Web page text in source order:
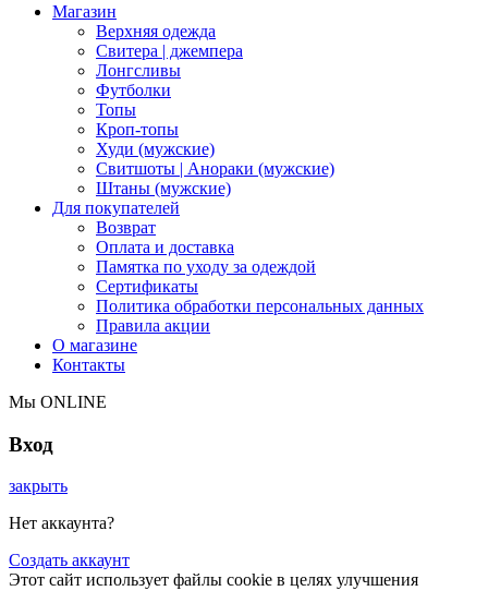
Магазин
Верхняя одежда
Свитера | джемпера
Лонгсливы
Футболки
Топы
Кроп-топы
Худи (мужские)
Свитшоты | Анораки (мужские)
Штаны (мужские)
Для покупателей
Возврат
Оплата и доставка
Памятка по уходу за одеждой
Сертификаты
Политика обработки персональных данных
Правила акции
О магазине
Контакты
Мы ONLINE
Вход
закрыть
Нет аккаунта?
Создать аккаунт
Этот сайт использует файлы cookie в целях улучшения